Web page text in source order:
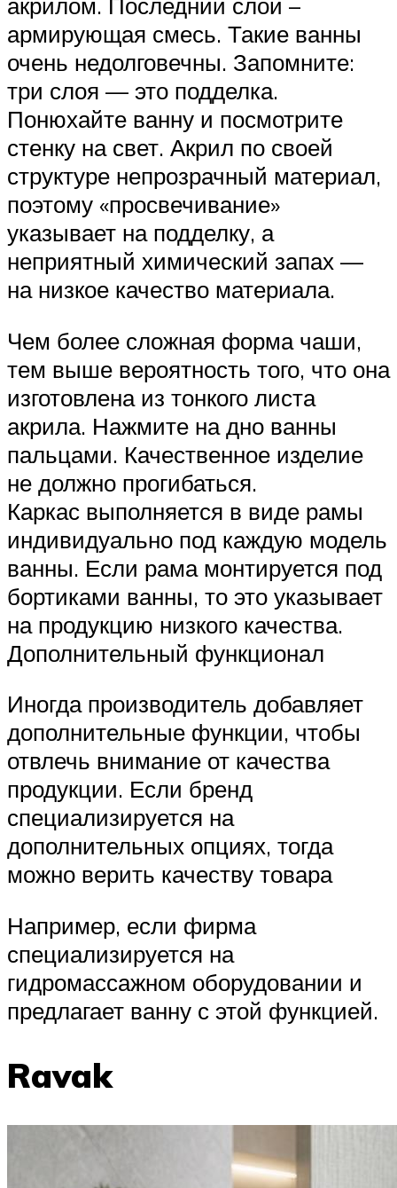
армирующая смесь. Такие ванны
очень недолговечны. Запомните:
три слоя — это подделка.
Понюхайте ванну и посмотрите
стенку на свет. Акрил по своей
структуре непрозрачный материал,
поэтому «просвечивание»
указывает на подделку, а
неприятный химический запах —
на низкое качество материала.
Чем более сложная форма чаши,
тем выше вероятность того, что она
изготовлена из тонкого листа
акрила. Нажмите на дно ванны
пальцами. Качественное изделие
не должно прогибаться.
Каркас выполняется в виде рамы
индивидуально под каждую модель
ванны. Если рама монтируется под
бортиками ванны, то это указывает
на продукцию низкого качества.
Дополнительный функционал
Иногда производитель добавляет
дополнительные функции, чтобы
отвлечь внимание от качества
продукции. Если бренд
специализируется на
дополнительных опциях, тогда
можно верить качеству товара
Например, если фирма
специализируется на
гидромассажном оборудовании и
предлагает ванну с этой функцией.
Ravak